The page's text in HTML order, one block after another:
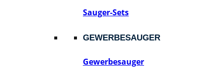
Sauger-Sets
GEWERBESAUGER
Gewerbesauger